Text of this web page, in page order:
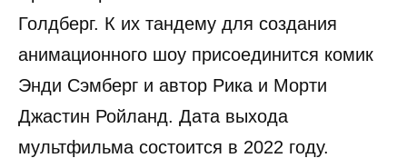
Голдберг. К их тандему для создания
анимационного шоу присоединится комик
Энди Сэмберг и автор Рика и Морти
Джастин Ройланд. Дата выхода
мультфильма состоится в 2022 году.